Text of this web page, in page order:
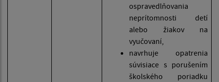
ospravedlňovania
neprítomnosti detí
alebo žiakov na
vyučovaní,
navrhuje opatrenia
súvisiace s porušením
školského poriadku